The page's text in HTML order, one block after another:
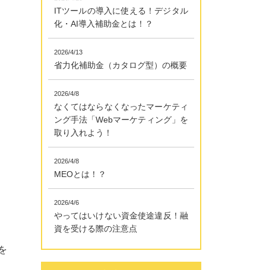
ITツールの導入に使える！デジタル
化・AI導入補助金とは！？
2026/4/13
省力化補助金（カタログ型）の概要
2026/4/8
なくてはならなくなったマーケティ
ング手法「Webマーケティング」を
取り入れよう！
2026/4/8
MEOとは！？
2026/4/6
やってはいけない資金使途違反！融
資を受ける際の注意点